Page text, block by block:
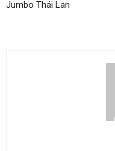
Jumbo Thái Lan